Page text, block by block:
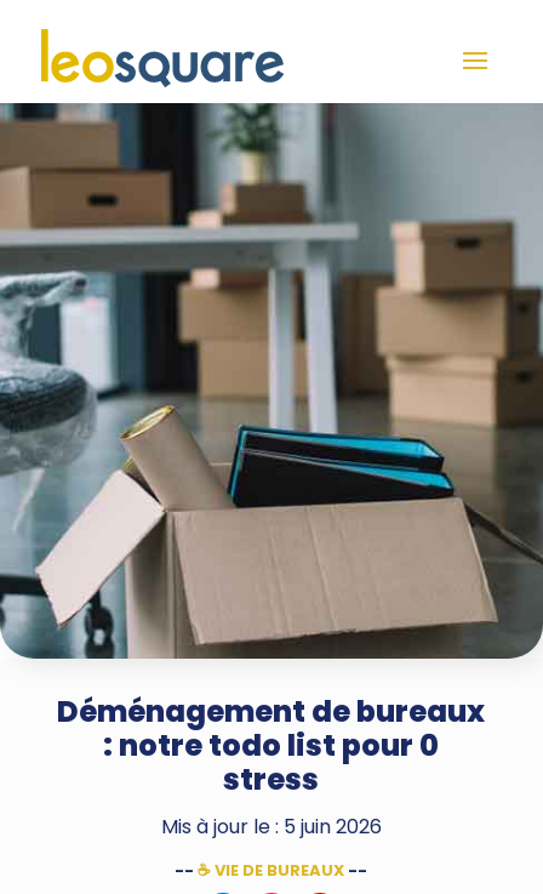
Déménagement de bureaux
: notre todo list pour 0
stress
Mis à jour le : 5 juin 2026
--☕ VIE DE BUREAUX --